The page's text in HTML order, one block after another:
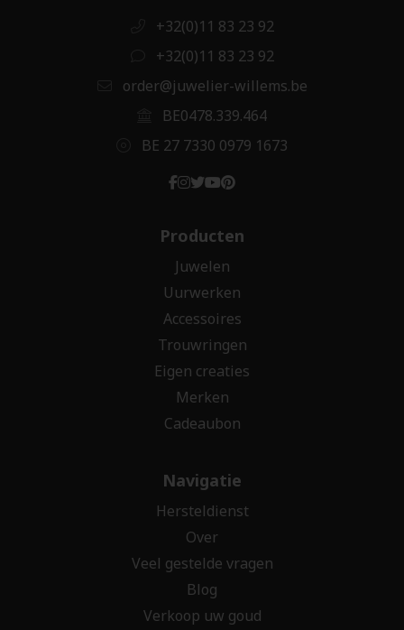
+32(0)11 83 23 92
+32(0)11 83 23 92
order@juwelier-willems.be
BE0478.339.464
BE 27 7330 0979 1673
Producten
Juwelen
Uurwerken
Accessoires
Trouwringen
Eigen creaties
Merken
Cadeaubon
Navigatie
Hersteldienst
Over
Veel gestelde vragen
Blog
Verkoop uw goud